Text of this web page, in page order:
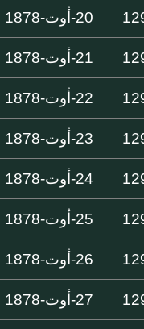
20-أوت-1878
21-أوت-1878
22-أوت-1878
23-أوت-1878
24-أوت-1878
25-أوت-1878
26-أوت-1878
27-أوت-1878